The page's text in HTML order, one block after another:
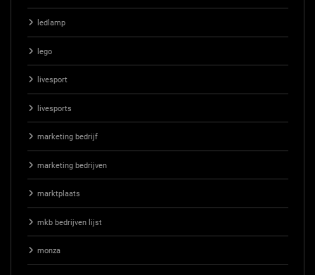
ledlamp
lego
livesport
livesports
marketing bedrijf
marketing bedrijven
marktplaats
mkb bedrijven lijst
monza